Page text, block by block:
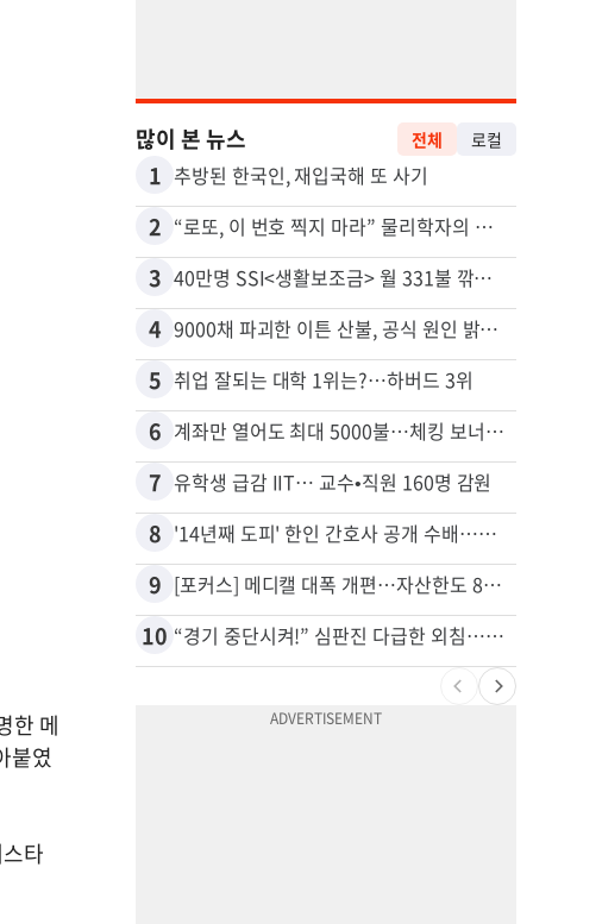
한 메
붙였
타
많이 본 뉴스 전체 로컬
1 추방된 한국인, 재입국해 또 사기
2 “로또, 이 번호 찍지 마라” 물리학자의 당첨금 높이는 비밀
3 40만명 SSI<생활보조금> 월 331불 깎이나
4 9000채 파괴한 이튼 산불, 공식 원인 밝혀졌다
5 취업 잘되는 대학 1위는?…하버드 3위
6 계좌만 열어도 최대 5000불…체킹 보너스 무한 경쟁
7 유학생 급감 IIT… 교수•직원 160명 감원
8 '14년째 도피' 한인 간호사 공개 수배…메디케어 사기 유죄
9 [포커스] 메디캘 대폭 개편…자산한도 84% 축소
10 “경기 중단시켜!” 심판진 다급한 외침…폭염에 야구팬 쓰러졌다